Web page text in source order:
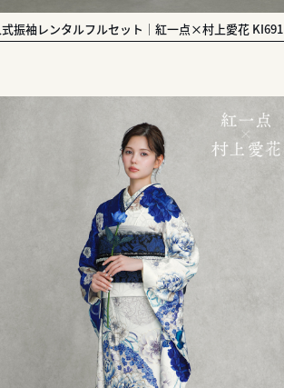
振袖レンタルフルセット｜紅一点×村上愛花 KI691